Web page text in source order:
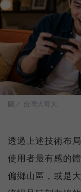
圖／ 台灣大哥大
透過上述技術布
使用者最有感的
偏鄉山區，或是